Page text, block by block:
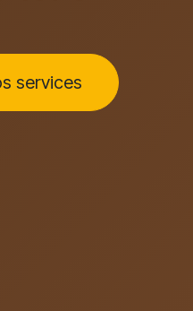
services